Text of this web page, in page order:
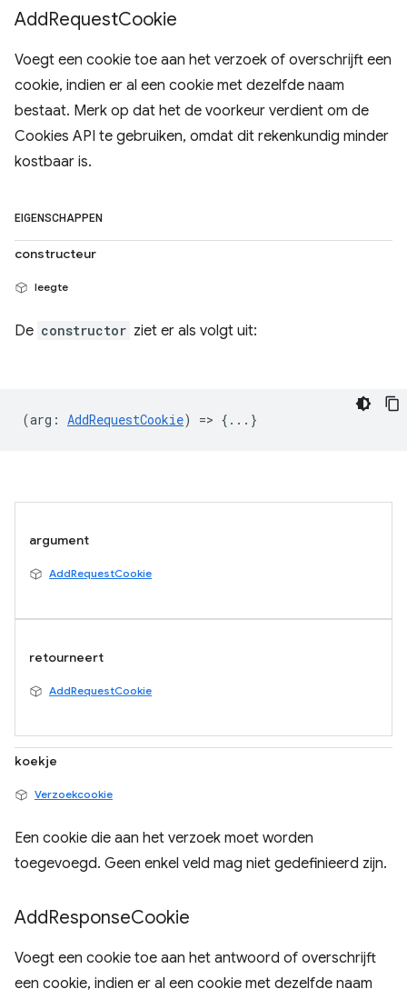
AddRequestCookie
Voegt een cookie toe aan het verzoek of overschrijft een
cookie, indien er al een cookie met dezelfde naam
bestaat. Merk op dat het de voorkeur verdient om de
Cookies API te gebruiken, omdat dit rekenkundig minder
kostbaar is.
EIGENSCHAPPEN
constructeur
leegte
De constructor ziet er als volgt uit:
(arg : AddRequestCookie) => {...}
argument
AddRequestCookie
retourneert
AddRequestCookie
koekje
Verzoekcookie
Een cookie die aan het verzoek moet worden
toegevoegd. Geen enkel veld mag niet gedefinieerd zijn.
AddResponseCookie
Voegt een cookie toe aan het antwoord of overschrijft
een cookie, indien er al een cookie met dezelfde naam